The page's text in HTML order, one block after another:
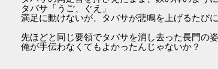
タバサ「うご、ぐえ」
満足に動けないが、タバサが悲鳴を上げるたび
先ほどと同じ要領でタバサを消し去った長門の
俺が手伝わなくてもよかったんじゃないか？